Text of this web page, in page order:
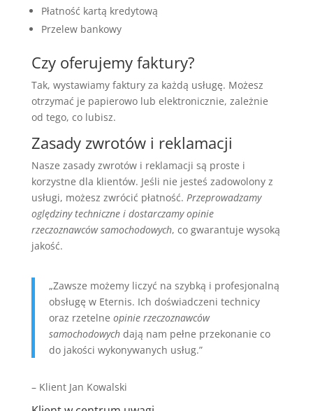
Płatność kartą kredytową
Przelew bankowy
Czy oferujemy faktury?
Tak, wystawiamy faktury za każdą usługę. Możesz
otrzymać je papierowo lub elektronicznie, zależnie
od tego, co lubisz.
Zasady zwrotów i reklamacji
Nasze zasady zwrotów i reklamacji są proste i
korzystne dla klientów. Jeśli nie jesteś zadowolony z
usługi, możesz zwrócić płatność. Przeprowadzamy
oględziny techniczne i dostarczamy opinie
rzeczoznawców samochodowych, co gwarantuje wysoką
jakość.
„Zawsze możemy liczyć na szybką i profesjonalną
obsługę w Eternis. Ich doświadczeni technicy
oraz rzetelne opinie rzeczoznawców
samochodowychdają nam pełne przekonanie co
do jakości wykonywanych usług.”
– Klient Jan Kowalski